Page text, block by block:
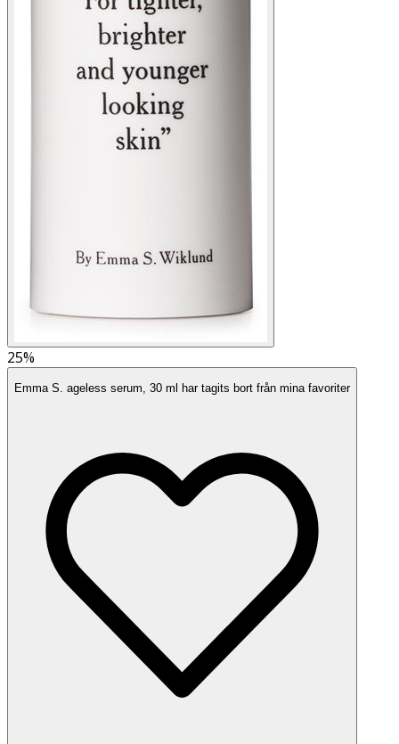
25%
Emma S. ageless serum, 30 ml har tagits bort från mina favoriter